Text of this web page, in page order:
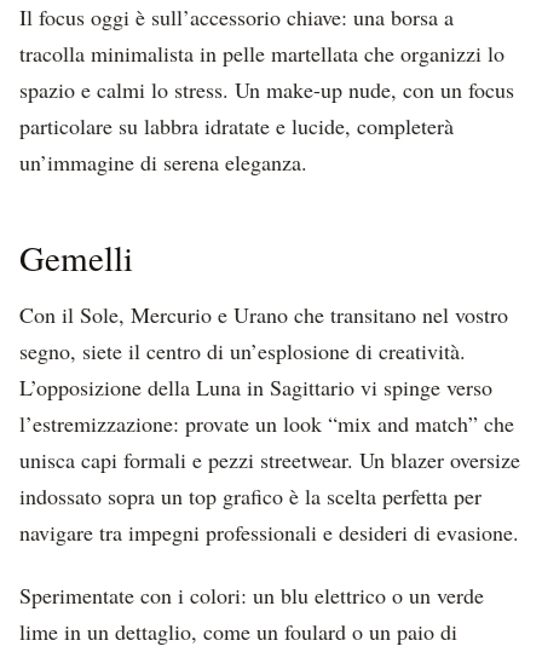
Il focus oggi è sull’accessorio chiave: una borsa a
tracolla minimalista in pelle martellata che organizzi lo
spazio e calmi lo stress. Un make-up nude, con un focus
particolare su labbra idratate e lucide, completerà
un’immagine di serena eleganza.
Gemelli
Con il Sole, Mercurio e Urano che transitano nel vostro
segno, siete il centro di un’esplosione di creatività.
L’opposizione della Luna in Sagittario vi spinge verso
l’estremizzazione: provate un look “mix and match” che
unisca capi formali e pezzi streetwear. Un blazer oversize
indossato sopra un top grafico è la scelta perfetta per
navigare tra impegni professionali e desideri di evasione.
Sperimentate con i colori: un blu elettrico o un verde
lime in un dettaglio, come un foulard o un paio di